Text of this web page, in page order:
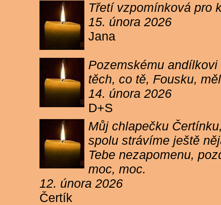
Třetí vzpomínková pro
15. února 2026
Jana
Pozemskému
těch, co tě, Fousku,
14. února 2026
D+S
Můj chlapečku
spolu strávíme ještě
Tebe nezapomenu,
moc, moc.
12. února 2026
Čertík